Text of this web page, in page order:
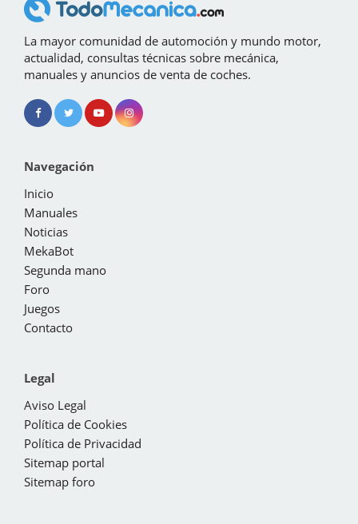
La mayor comunidad de automoción y mundo motor,
actualidad, consultas técnicas sobre mecánica,
manuales y anuncios de venta de coches.
Navegación
Inicio
Manuales
Noticias
MekaBot
Segunda mano
Foro
Juegos
Contacto
Legal
Aviso Legal
Política de Cookies
Política de Privacidad
Sitemap portal
Sitemap foro